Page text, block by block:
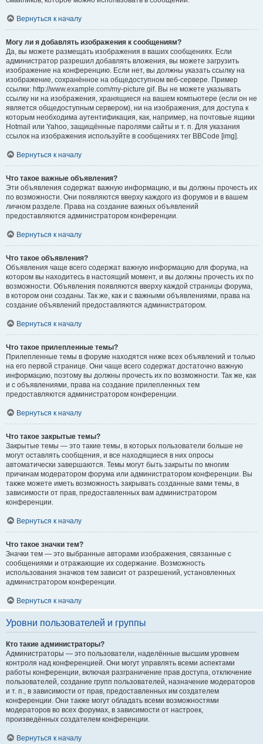
Вернуться к началу
Могу ли я добавлять изображения к сообщениям?
Да, вы можете размещать изображения в ваших сообщениях. Если
администратор разрешил добавлять вложения, вы можете загрузить
изображение на конференцию. Если нет, вы должны указать ссылку на
изображение, сохранённое на общедоступном веб-сервере. Пример
ссылки: http://www.example.com/my-picture.gif. Вы не можете указывать
ссылку ни на изображения, хранящиеся на вашем компьютере (если он не
является общедоступным сервером), ни на изображения, для доступа к
которым необходима аутентификация, как, например, на почтовые ящики
Hotmail или Yahoo, защищённые паролями сайты и т. п. Для указания
ссылок на изображения используйте в сообщениях тег BBCode [img].
Вернуться к началу
Что такое важные объявления?
Эти объявления содержат важную информацию, и вы должны прочесть их
по возможности. Они появляются вверху каждого из форумов и в вашем
личном разделе. Права на создание важных объявлений
предоставляются администратором конференции.
Вернуться к началу
Что такое объявления?
Объявления чаще всего содержат важную информацию для форума, на
котором вы находитесь в настоящий момент, и вы должны прочесть их по
возможности. Объявления появляются вверху каждой страницы форума,
в котором они созданы. Так же, как и с важными объявлениями, права на
создание объявлений предоставляются администратором.
Вернуться к началу
Что такое прилепленные темы?
Прилепленные темы в форуме находятся ниже всех объявлений и только
на его первой странице. Они чаще всего содержат достаточно важную
информацию, поэтому вы должны прочесть их по возможности. Так же, как
и с объявлениями, права на создание прилепленных тем
предоставляются администратором конференции.
Вернуться к началу
Что такое закрытые темы?
Закрытые темы — это такие темы, в которых пользователи больше не
могут оставлять сообщения, и все находящиеся в них опросы
автоматически завершаются. Темы могут быть закрыты по многим
причинам модератором форума или администратором конференции. Вы
также можете иметь возможность закрывать созданные вами темы, в
зависимости от прав, предоставленных вам администратором
конференции.
Вернуться к началу
Что такое значки тем?
Значки тем — это выбранные авторами изображения, связанные с
сообщениями и отражающие их содержание. Возможность
использования значков тем зависит от разрешений, установленных
администратором конференции.
Вернуться к началу
Уровни пользователей и группы
Кто такие администраторы?
Администраторы — это пользователи, наделённые высшим уровнем
контроля над конференцией. Они могут управлять всеми аспектами
работы конференции, включая разграничение прав доступа, отключение
пользователей, создание групп пользователей, назначение модераторов
и т. п., в зависимости от прав, предоставленных им создателем
конференции. Они также могут обладать всеми возможностями
модераторов во всех форумах, в зависимости от настроек,
произведённых создателем конференции.
Вернуться к началу